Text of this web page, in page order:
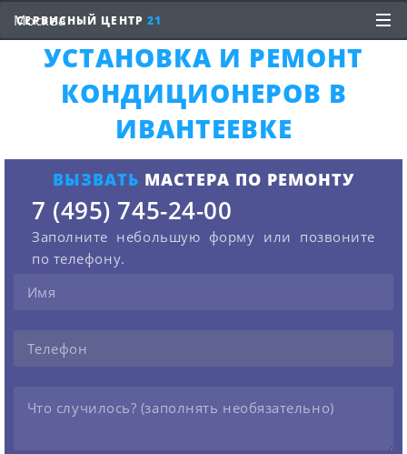
СЕРВИСНЫЙ ЦЕНТР 21
УСТАНОВКА И РЕМОНТ
КОНДИЦИОНЕРОВ В
ИВАНТЕЕВКЕ
ВЫЗВАТЬ МАСТЕРА ПО РЕМОНТУ
7 (495) 745-24-00
Заполните небольшую форму или позвоните
по телефону.